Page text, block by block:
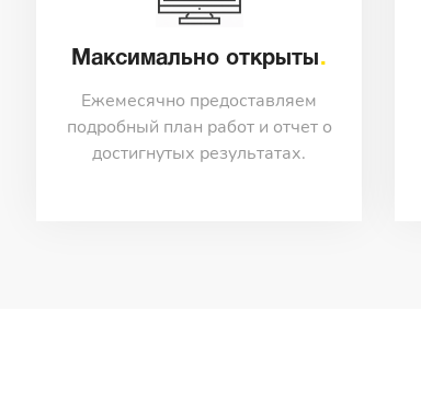
Максимально открыты
Ежемесячно предоставляем
подробный план работ и отчет о
достигнутых результатах.